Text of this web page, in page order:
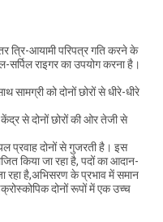
त्रि-आयामी परिपत्र गति करने के
राइगर का उपयोग करना है।
सामग्री को दोनों छोरों से धीरे-धीरे
केंद्र से दोनों छोरों की ओर तेजी से
प्रवाह दोनों से गुजरती है। इस
किया जा रहा है, पदों का आदान-
रहा है,अभिसरण के प्रभाव में समान
दोनों रूपों में एक उच्च